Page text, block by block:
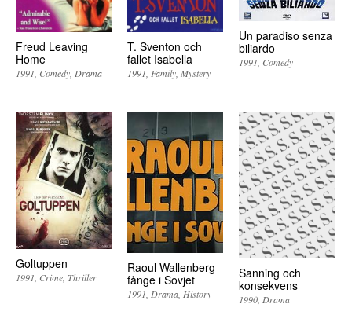
Freud Leaving
Home
1991 Comedy Drama
T. Sventon och
fallet Isabella
1991 Family Mystery
Un paradiso senza
biliardo
1991 Comedy
Goltuppen
1991 Crime Thriller
Raoul Wallenberg -
fånge i Sovjet
1991 Drama History
Sanning och
konsekvens
1990 Drama